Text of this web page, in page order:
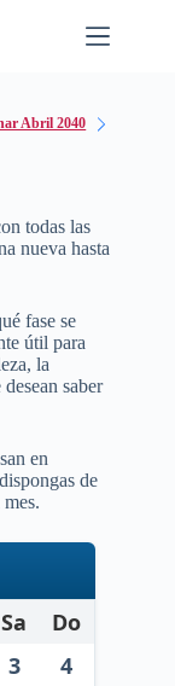
Abril 2040
todas las
nueva hasta
fase se
útil para
la
saber
en
de
Sa
Do
3
4